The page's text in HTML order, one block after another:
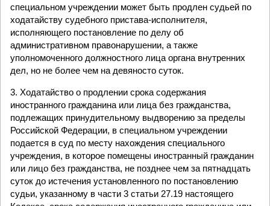
специальном учреждении может быть продлен судьей по
ходатайству судебного пристава-исполнителя,
исполняющего постановление по делу об
административном правонарушении, а также
уполномоченного должностного лица органа внутренних
дел, но не более чем на девяносто суток.
3. Ходатайство о продлении срока содержания
иностранного гражданина или лица без гражданства,
подлежащих принудительному выдворению за пределы
Российской Федерации, в специальном учреждении
подается в суд по месту нахождения специального
учреждения, в которое помещены иностранный гражданин
или лицо без гражданства, не позднее чем за пятнадцать
суток до истечения установленного по постановлению
судьи, указанному в части 3 статьи 27.19 настоящего